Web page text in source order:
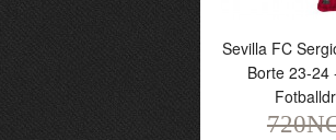
Sevilla FC
Borte 23-24